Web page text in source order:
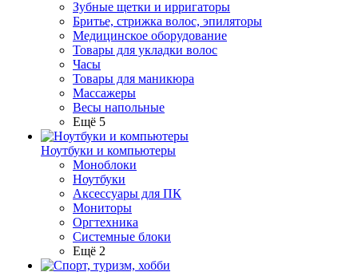
Зубные щетки и ирригаторы
Бритье, стрижка волос, эпиляторы
Медицинское оборудование
Товары для укладки волос
Часы
Товары для маникюра
Массажеры
Весы напольные
Ещё 5
Ноутбуки и компьютеры
Моноблоки
Ноутбуки
Аксессуары для ПК
Мониторы
Оргтехника
Системные блоки
Ещё 2